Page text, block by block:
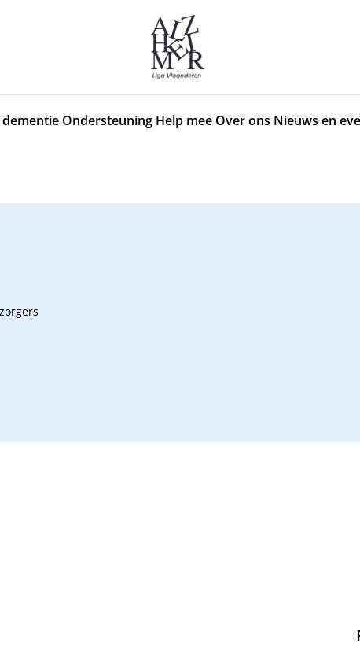
Ondersteuning Help mee Over ons Nieuws en